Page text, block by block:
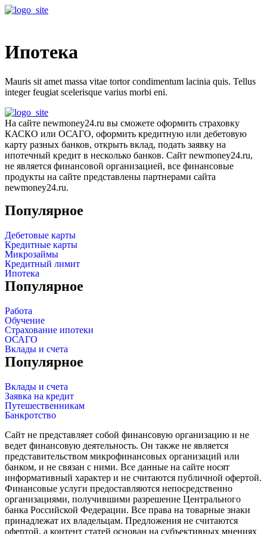
Ипотека
Mauris sit amet massa vitae tortor condimentum lacinia quis. Tellus
integer feugiat scelerisque varius morbi eni.
На сайте newmoney24.ru вы сможете оформить страховку
КАСКО или ОСАГО, оформить кредитную или дебетовую
карту разных банков, открыть вклад, подать заявку на
ипотечный кредит в несколько банков. Сайт newmoney24.ru,
не является финансовой организацией, все финансовые
продукты на сайте представлены партнерами сайта
newmoney24.ru.
Популярное
Дебетовые карты
Кредитные карты
Микрозаймы
Кредитный лимит
Ипотека
Популярное
Работа
Обучение
Страхование ипотеки
ОСАГО
Вклады и счета
Популярное
Вклады и счета
Заявка на кредит
Путешественникам
Банкротство
Сайт не представляет собой финансовую организацию и не
ведет финансовую деятельность. Он также не является
представительством микрофинансовых организаций или
банком, и не связан с ними. Все данные на сайте носят
информативный характер и не считаются публичной офертой.
Финансовые услуги предоставляются непосредственно
организациями, получившими разрешение Центрального
банка Российской Федерации. Все права на товарные знаки
принадлежат их владельцам. Предложения не считаются
офертой, а контент статей основан на субъективных мнениях